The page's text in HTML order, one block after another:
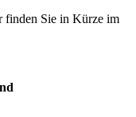
finden Sie in Kürze im